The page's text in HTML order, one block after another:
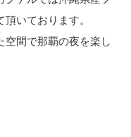
いております。
空間で那覇の夜を楽し